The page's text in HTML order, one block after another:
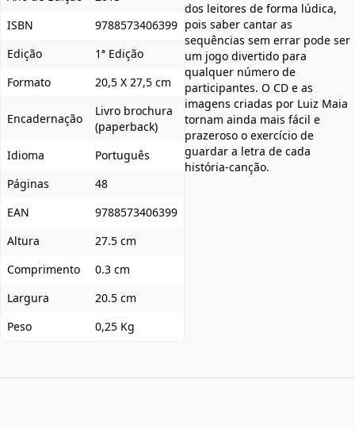
ISBN
9788573406399
Edição
1ª Edição
Formato
20,5 X 27,5 cm
Encadernação
Livro brochura
(paperback)
Idioma
Português
Páginas
48
EAN
9788573406399
Altura
27.5 cm
Comprimento
0.3 cm
Largura
20.5 cm
Peso
0,25 Kg
dos leitores de forma lúdica,
pois saber cantar as
sequências sem errar pode ser
um jogo divertido para
qualquer número de
participantes. O CD e as
imagens criadas por Luiz Maia
tornam ainda mais fácil e
prazeroso o exercício de
guardar a letra de cada
história-canção.